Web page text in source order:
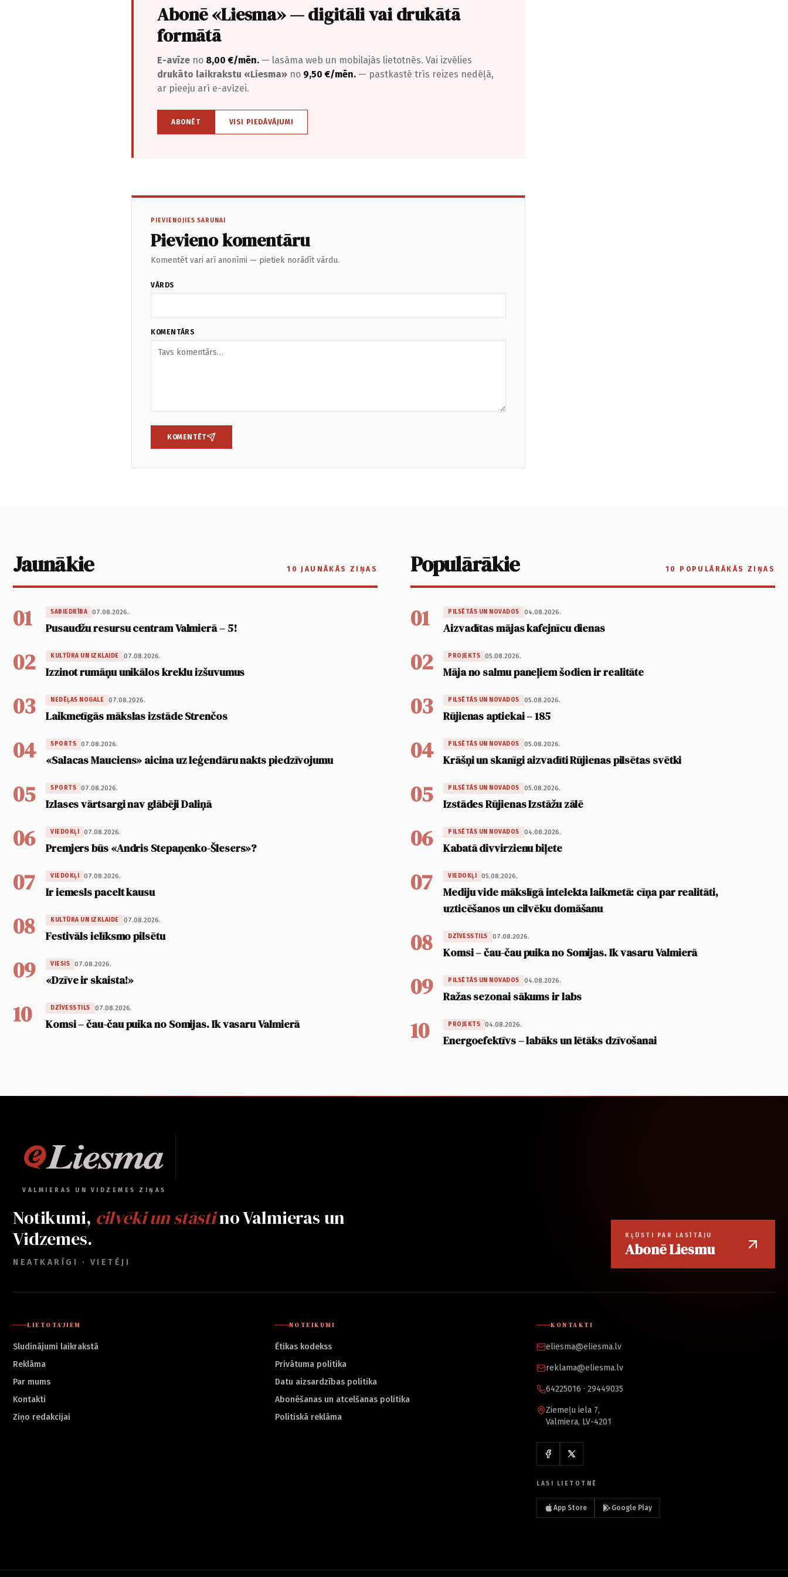
Abonē «Liesma» — digitāli vai drukātā
formātā
E-avīze no 8,00 €/mēn. — lasāma web un mobilajās lietotnēs. Vai izvēlies
drukāto laikrakstu «Liesma» no 9,50 €/mēn. — pastkastē trīs reizes nedēļā,
ar pieeju arī e-avīzei.
ABONĒT VISI PIEDĀVĀJUMI
PIEVIENOJIES SARUNAI
Pievieno komentāru
Komentēt vari arī anonīmi — pietiek norādīt vārdu.
VĀRDS
KOMENTĀRS
KOMENTĒT
Jaunākie 10 JAUNĀKĀS ZIŅAS
01 SABIEDRĪBA 07.08.2026.
Pusaudžu resursu centram Valmierā – 5!
02 KULTŪRA UN IZKLAIDE 07.08.2026.
Izzinot rumāņu unikālos kreklu izšuvumus
03 NEDĒĻAS NOGALE 07.08.2026.
Laikmetīgās mākslas izstāde Strenčos
04 SPORTS 07.08.2026.
«Salacas Mauciens» aicina uz leģendāru nakts piedzīvojumu
05 SPORTS 07.08.2026.
Izlases vārtsargi nav glābēji Daliņā
06 VIEDOKĻI 07.08.2026.
Premjers būs «Andris Stepaņenko-Šlesers»?
07 VIEDOKĻI 07.08.2026.
Ir iemesls pacelt kausu
08 KULTŪRA UN IZKLAIDE 07.08.2026.
Festivāls ielīksmo pilsētu
09 VIESIS 07.08.2026.
«Dzīve ir skaista!»
10 DZĪVESSTILS 07.08.2026.
Komsi – čau-čau puika no Somijas. Ik vasaru Valmierā
Populārākie 10 POPULĀRĀKĀS ZIŅAS
01 PILSĒTĀS UN NOVADOS 04.08.2026.
Aizvadītas mājas kafejnīcu dienas
02 PROJEKTS 05.08.2026.
Māja no salmu paneļiem šodien ir realitāte
03 PILSĒTĀS UN NOVADOS 05.08.2026.
Rūjienas aptiekai – 185
04 PILSĒTĀS UN NOVADOS 05.08.2026.
Krāšņi un skanīgi aizvadīti Rūjienas pilsētas svētki
05 PILSĒTĀS UN NOVADOS 05.08.2026.
Izstādes Rūjienas Izstāžu zālē
06 PILSĒTĀS UN NOVADOS 04.08.2026.
Kabatā divvirzienu biļete
07 VIEDOKĻI 05.08.2026.
Mediju vide mākslīgā intelekta laikmetā: cīņa par realitāti,
uzticēšanos un cilvēku domāšanu
08 DZĪVESSTILS 07.08.2026.
Komsi – čau-čau puika no Somijas. Ik vasaru Valmierā
09 PILSĒTĀS UN NOVADOS 04.08.2026.
Ražas sezonai sākums ir labs
10 PROJEKTS 04.08.2026.
Energoefektīvs – labāks un lētāks dzīvošanai
VALMIERAS UN VIDZEMES ZIŅAS
Notikumi, cilvēki un stāstino Valmieras un
Vidzemes.
NEATKARĪGI · VIETĒJI
KĻŪSTI PAR LASĪTĀJU
Abonē Liesmu
LIETOTĀJIEM
Sludinājumi laikrakstā
Reklāma
Par mums
Kontakti
Ziņo redakcijai
NOTEIKUMI
Ētikas kodekss
Privātuma politika
Datu aizsardzības politika
Abonēšanas un atcelšanas politika
Politiskā reklāma
KONTAKTI
eliesma@eliesma.lv
reklama@eliesma.lv
64225016 · 29449035
Ziemeļu iela 7,
Valmiera, LV-4201
LASI LIETOTNĒ
App Store Google Play